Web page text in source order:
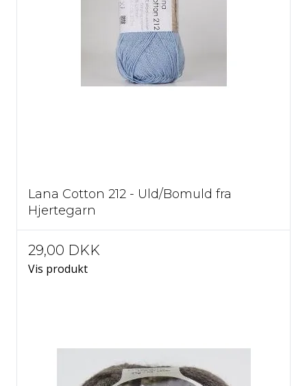
276 Sandsten
293 Blå 295 Gammelrosa
Lana Cotton 212 - Uld/Bomuld fra
Hjertegarn
29,00 DKK
Vis produkt